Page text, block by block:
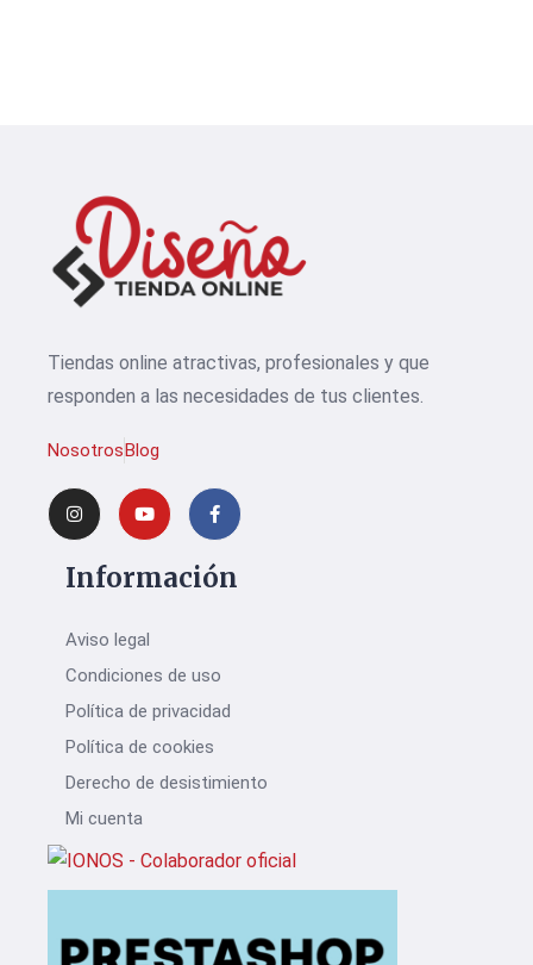
Tiendas online atractivas, profesionales y que
responden a las necesidades de tus clientes.
NosotrosBlog
Información
Aviso legal
Condiciones de uso
Política de privacidad
Política de cookies
Derecho de desistimiento
Mi cuenta